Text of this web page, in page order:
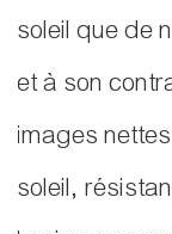
soleil que de
et à son
images
soleil,